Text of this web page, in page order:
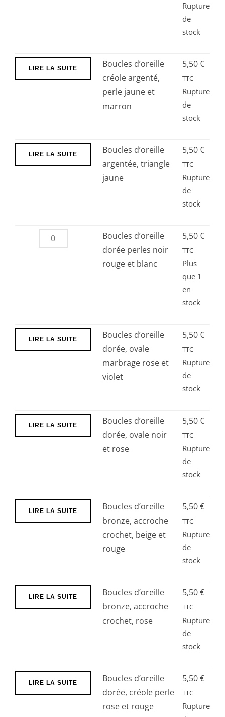
Rupture
de
stock
LIRE LA SUITE
Boucles d’oreille
créole argenté,
perle jaune et
marron
5,50€
TTC
Rupture
de
stock
LIRE LA SUITE
Boucles d’oreille
argentée, triangle
jaune
5,50€
TTC
Rupture
de
stock
et
Boucles d’oreille
dorée perles noir
rouge et blanc
5,50€
TTC
Plus
que 1
en
stock
LIRE LA SUITE
Boucles d’oreille
dorée, ovale
marbrage rose et
violet
5,50€
TTC
Rupture
de
stock
LIRE LA SUITE
Boucles d’oreille
dorée, ovale noir
et rose
5,50€
TTC
Rupture
de
stock
LIRE LA SUITE
Boucles d’oreille
bronze, accroche
crochet, beige et
rouge
5,50€
TTC
Rupture
de
stock
LIRE LA SUITE
Boucles d’oreille
bronze, accroche
crochet, rose
5,50€
TTC
Rupture
de
stock
LIRE LA SUITE
Boucles d’oreille
dorée, créole perle
rose et rouge
5,50€
TTC
Rupture